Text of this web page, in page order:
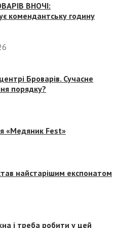
ВНОЧІ:
комендантську годину
Броварів. Сучасне
порядку?
«Медяник Fest»
найстарішим експонатом
і треба робити у цей